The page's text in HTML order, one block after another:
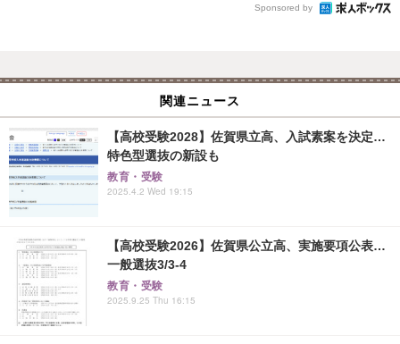
Sponsored by
関連ニュース
【高校受験2028】佐賀県立高、入試素案を決定…
特色型選抜の新設も
教育・受験
2025.4.2 Wed 19:15
【高校受験2026】佐賀県公立高、実施要項公表…
一般選抜3/3-4
教育・受験
2025.9.25 Thu 16:15